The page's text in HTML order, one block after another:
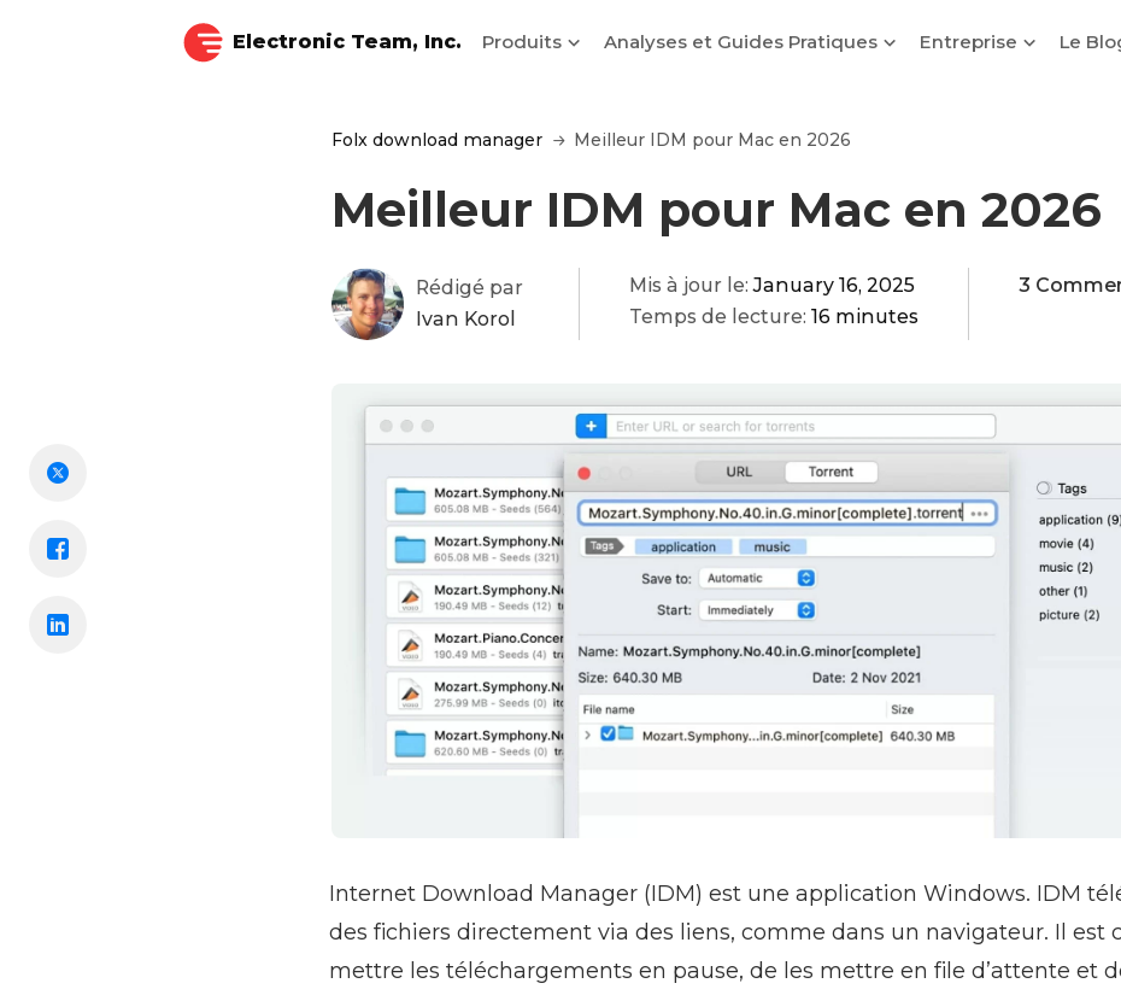
Electronic Team, Inc. Produits Analyses et Guides Pratiques Entreprise Le
Folx download manager Meilleur IDM pour Mac en 2026
Meilleur IDM pour Mac en 2026
Rédigé par
Ivan Korol
Mis à jour le:January 16, 2025
Temps de lecture: 16 minutes
3
Internet Download Manager (IDM) est une application Windows. IDM
des fichiers directement via des liens, comme dans un navigateur. Il est
mettre les téléchargements en pause, de les mettre en file d’attente et